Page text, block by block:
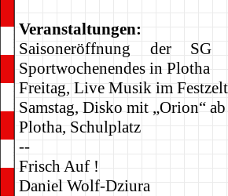
Veranstaltungen:
Saisoneröffnung der
Sportwochenendes in Plotha
Freitag, Live Musik im
Samstag, Disko mit „Orion“
Plotha, Schulplatz
--
Frisch Auf !
Daniel Wolf-Dziura